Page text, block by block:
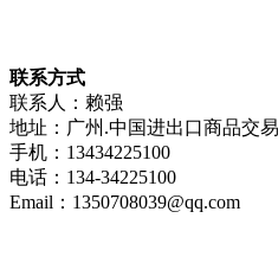
联系方式
联系人：赖强
地址：广州.中国进出口商品交
手机：13434225100
电话：134-34225100
Email：1350708039@qq.com